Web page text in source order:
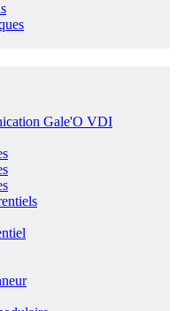
Gale'O VDI